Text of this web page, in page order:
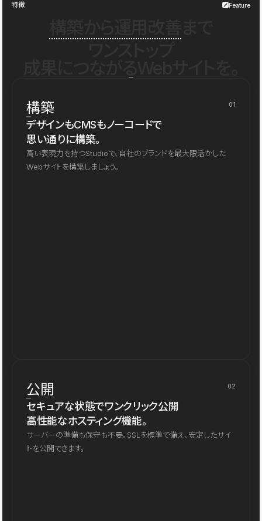
特徴 Feature
構築 01
デザインもCMSもノーコードで
思い通りに構築。
高い表現力を持つStudioで、自社のブランドを最大限活かした
Webサイトを構築しましょう。
公開 02
セキュアな状態でワンクリック公開
高性能なホスティング機能。
サーバーの準備も保守も不要。SSLを標準で備え、安定したサイ
トを公開できます。